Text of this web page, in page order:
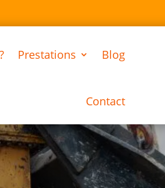
Prestations Blog
Contact